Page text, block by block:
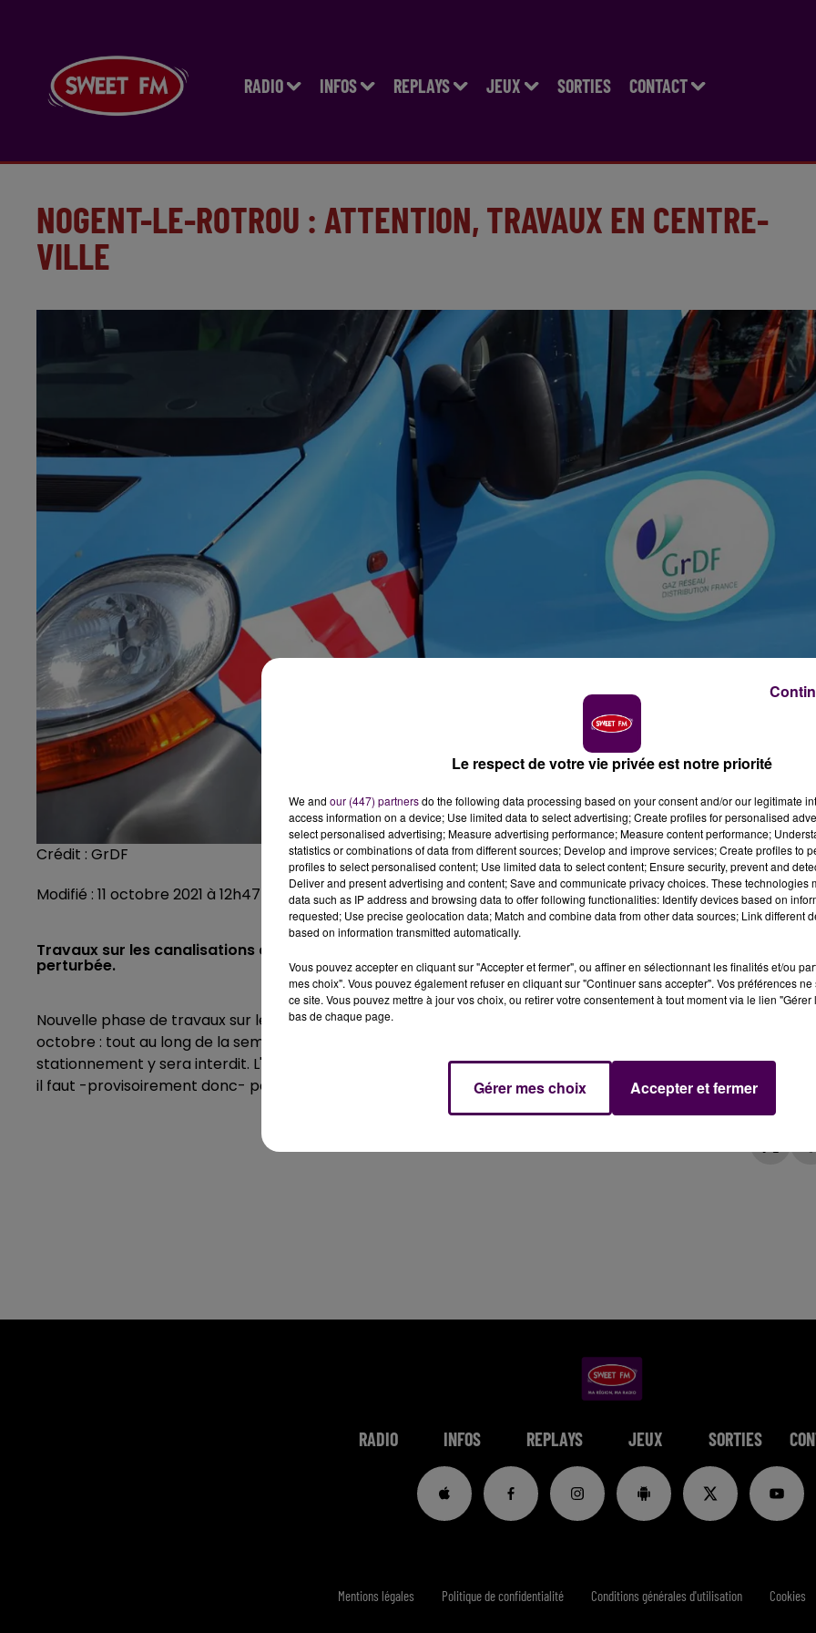
RADIO INFOS REPLAYS JEUX SORTIES CONTACT
NOGENT-LE-ROTROU : ATTENTION, TRAVAUX EN CENTRE-
VILLE
Crédit : GrDF
Modifié : 11 octobre 2021 à 12h47 par La rédaction
Travaux sur les canalisations de gaz en cours en centre-ville de Nogent-le-Rotrou : attention, circulation
perturbée.
Nouvelle phase de travaux sur le réseau gaz en centre-ville de Nogent-le-Rotrou à compter de ce lundi 11
octobre : tout au long de la semaine,
stationnement y sera interdit. L'accès pour les piétons à la place Saint-Pol est néanmoins maintenu. En
il faut -provisoirement donc- passer par la rue Villette-Gaté.
RADIO INFOS REPLAYS JEUX SORTIES
Mentions légales Politique de confidentialité Conditions générales d'utilisation Cookies
Le respect de votre vie privée est notre priorité
We and our (447) partnersdo the following data processing based on your consent and/or our legitimate
access information on a device; Use limited data to select advertising; Create profiles for personalised
select personalised advertising; Measure advertising performance; Measure content performance;
statistics or combinations of data from different sources; Develop and improve services; Create profiles to
profiles to select personalised content; Use limited data to select content; Ensure security, prevent and
Deliver and present advertising and content; Save and communicate privacy choices. These technologies
data such as IP address and browsing data to offer following functionalities: Identify devices based on
requested; Use precise geolocation data; Match and combine data from other data sources; Link different
based on information transmitted automatically.
Vous pouvez accepter en cliquant sur "Accepter et fermer", ou affiner en sélectionnant les finalités et/ou
mes choix". Vous pouvez également refuser en cliquant sur "Continuer sans accepter". Vos préférences
ce site. Vous pouvez mettre à jour vos choix, ou retirer votre consentement à tout moment via le lien
bas de chaque page.
Gérer mes choix Accepter et fermer